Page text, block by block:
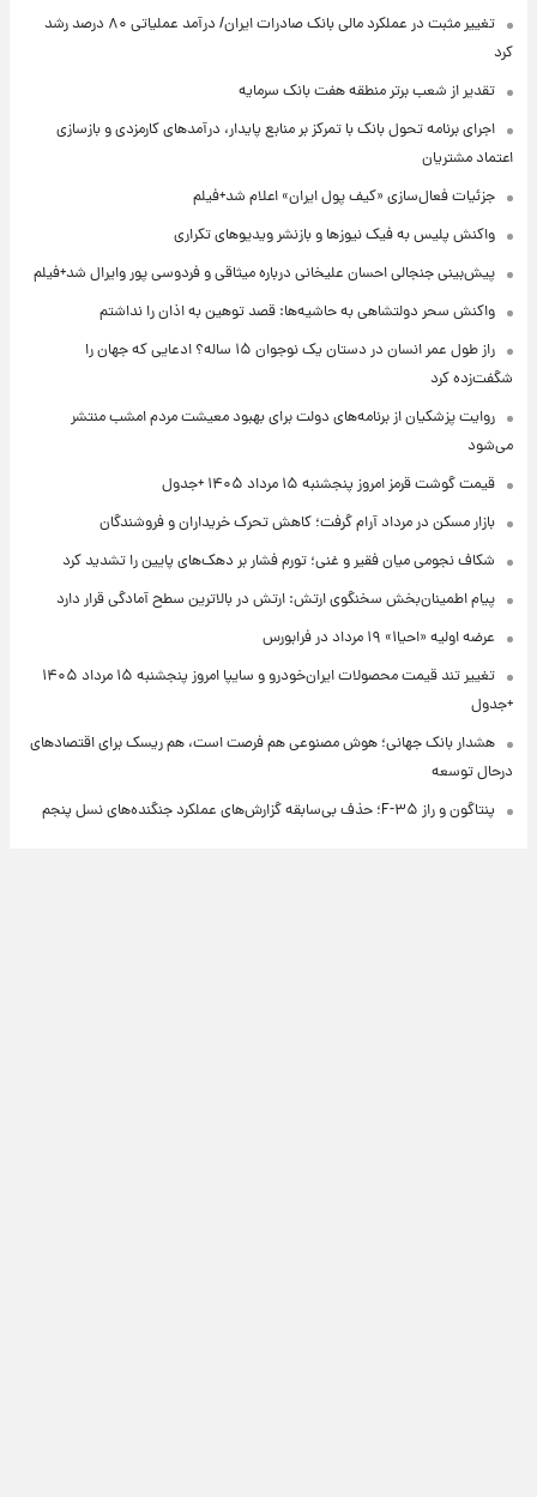
تغییر مثبت در عملکرد مالی بانک صادرات ایران/ درآمد عملیاتی ۸۰ درصد رشد
کرد
تقدیر از شعب برتر منطقه هفت بانک سرمایه
اجرای برنامه تحول بانک با تمرکز بر منابع پایدار، درآمدهای کارمزدی و بازسازی
اعتماد مشتریان
جزئیات فعال‌سازی «کیف پول ایران» اعلام شد+فیلم
واکنش پلیس به فیک نیوزها و بازنشر ویدیوهای تکراری
پیش‌بینی جنجالی احسان علیخانی درباره میثاقی و فردوسی پور وایرال شد+فیلم
واکنش سحر دولتشاهی به حاشیه‌ها: قصد توهین به اذان را نداشتم
راز طول عمر انسان در دستان یک نوجوان ۱۵ ساله؟ ادعایی که جهان را
شگفت‌زده کرد
روایت پزشکیان از برنامه‌های دولت برای بهبود معیشت مردم امشب منتشر
می‌شود
قیمت گوشت قرمز امروز پنجشنبه ۱۵ مرداد ۱۴۰۵ +جدول
بازار مسکن در مرداد آرام گرفت؛ کاهش تحرک خریداران و فروشندگان
شکاف نجومی میان فقیر و غنی؛ تورم فشار بر دهک‌های پایین را تشدید کرد
پیام اطمینان‌بخش سخنگوی ارتش: ارتش در بالاترین سطح آمادگی قرار دارد
عرضه اولیه «احیا۱» ۱۹ مرداد در فرابورس
تغییر تند قیمت محصولات ایران‌خودرو و سایپا امروز پنجشنبه ۱۵ مرداد ۱۴۰۵
+جدول
هشدار بانک جهانی؛ هوش مصنوعی هم فرصت است، هم ریسک برای اقتصادهای
درحال توسعه
پنتاگون و راز F-۳۵؛ حذف بی‌سابقه گزارش‌های عملکرد جنگنده‌های نسل پنجم